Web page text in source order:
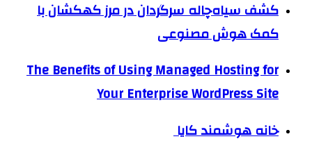
کشف سیاه‌چاله سرگردان در مرز کهکشان با
کمک هوش مصنوعی
The Benefits of Using Managed Hosting for
Your Enterprise WordPress Site
خانه هوشمند کایا